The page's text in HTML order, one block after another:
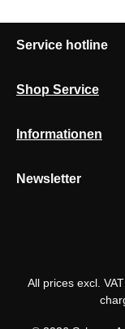
Service hotline
Shop Service
Informationen
Newsletter
All prices excl.